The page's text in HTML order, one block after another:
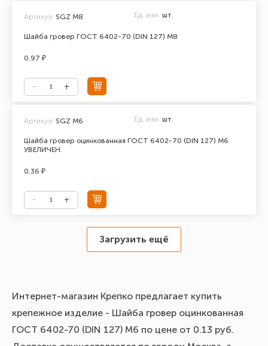
Шайба гровер ГОСТ 6402-70 (DIN 127) М8
Артикул: SGZ M8 Ед. изм. шт.
0.97 ₽
Шайба гровер оцинкованная ГОСТ 6402-70 (DIN 127) М6
УВЕЛИЧЕН.
Артикул: SGZ M6 Ед. изм. шт.
0.36 ₽
Загрузить ещё
Интернет-магазин Крепко предлагает купить
крепежное изделие - Шайба гровер оцинкованная
ГОСТ 6402-70 (DIN 127) М6 по цене от 0.13 руб.